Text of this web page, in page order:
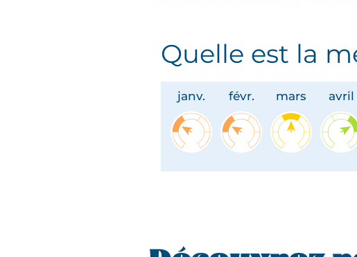
Quelle est la
janv. févr. mars avril